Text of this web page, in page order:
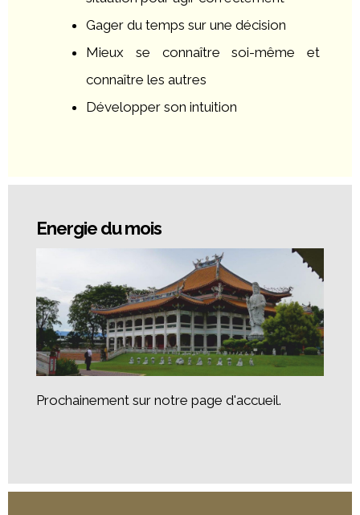
Gager du temps sur une décision
Mieux se connaître soi-même et
connaître les autres
Développer son intuition
Energie du mois
Prochainement sur notre page d'accueil.